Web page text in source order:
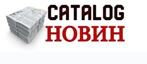
вмісту